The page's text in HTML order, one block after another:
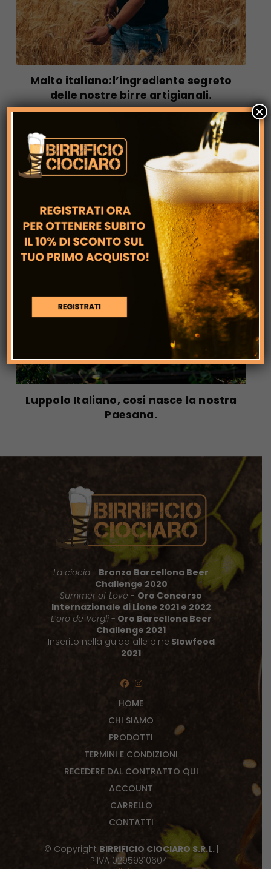
Malto italiano:l’ingrediente segreto
delle nostre birre artigianali.
Luppolo Italiano, cosi nasce la nostra
Paesana.
La ciocia - Bronzo Barcellona Beer
Challenge 2020
Summer of Love - Oro Concorso
Internazionale di Lione 2021 e 2022
L’oro de Vergli - Oro Barcellona Beer
Challenge 2021
Inserito nella guida alle birre Slowfood
2021
HOME
CHI SIAMO
PRODOTTI
TERMINI E CONDIZIONI
RECEDERE DAL CONTRATTO QUI
ACCOUNT
CARRELLO
CONTATTI
© Copyright BIRRIFICIO CIOCIARO S.R.L.
P:IVA 02959310604 |
×